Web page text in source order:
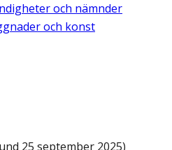
och nämnder
och konst
25 september 2025)